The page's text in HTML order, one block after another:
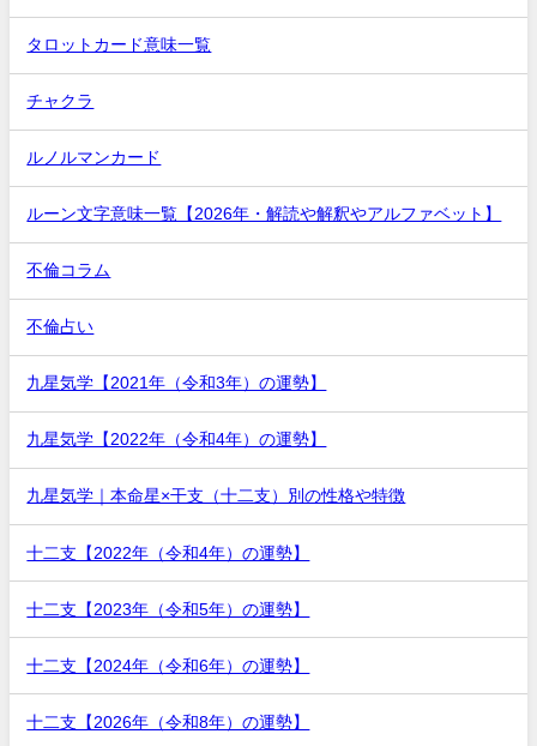
タロットカード意味一覧
チャクラ
ルノルマンカード
ルーン文字意味一覧【2026年・解読や解釈やアルファベット】
不倫コラム
不倫占い
九星気学【2021年（令和3年）の運勢】
九星気学【2022年（令和4年）の運勢】
九星気学｜本命星×干支（十二支）別の性格や特徴
十二支【2022年（令和4年）の運勢】
十二支【2023年（令和5年）の運勢】
十二支【2024年（令和6年）の運勢】
十二支【2026年（令和8年）の運勢】